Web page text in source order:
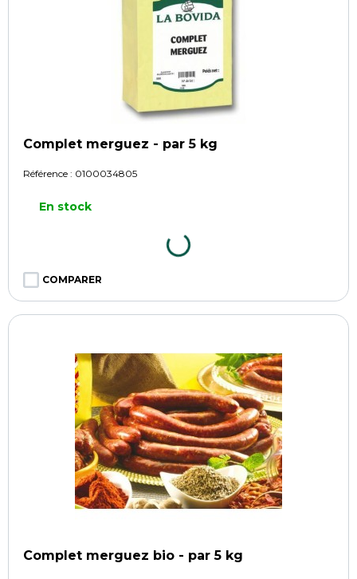
Complet merguez - par 5 kg
Référence : 0100034805
En stock
COMPARER
Complet merguez bio - par 5 kg